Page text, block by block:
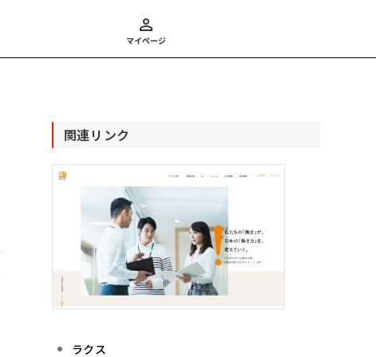
マイページ
関連リンク
ラクス